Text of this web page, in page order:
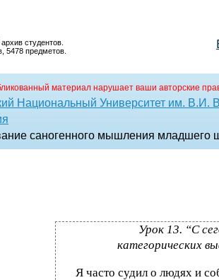
студентов.
5478 предметов.
материал нарушает ваши авторские
Национальный Университет им. В.И.
саногенного мышления младшего
Урок 13. “С
категорических
Я часто судил о людях и